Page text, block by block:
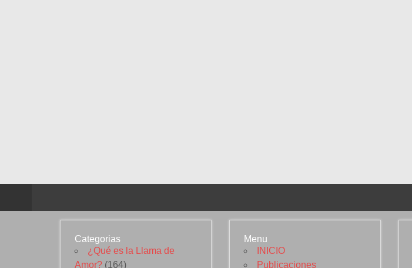
Categorias
¿Qué es la Llama de
Amor? (164)
Menu
INICIO
Publicaciones